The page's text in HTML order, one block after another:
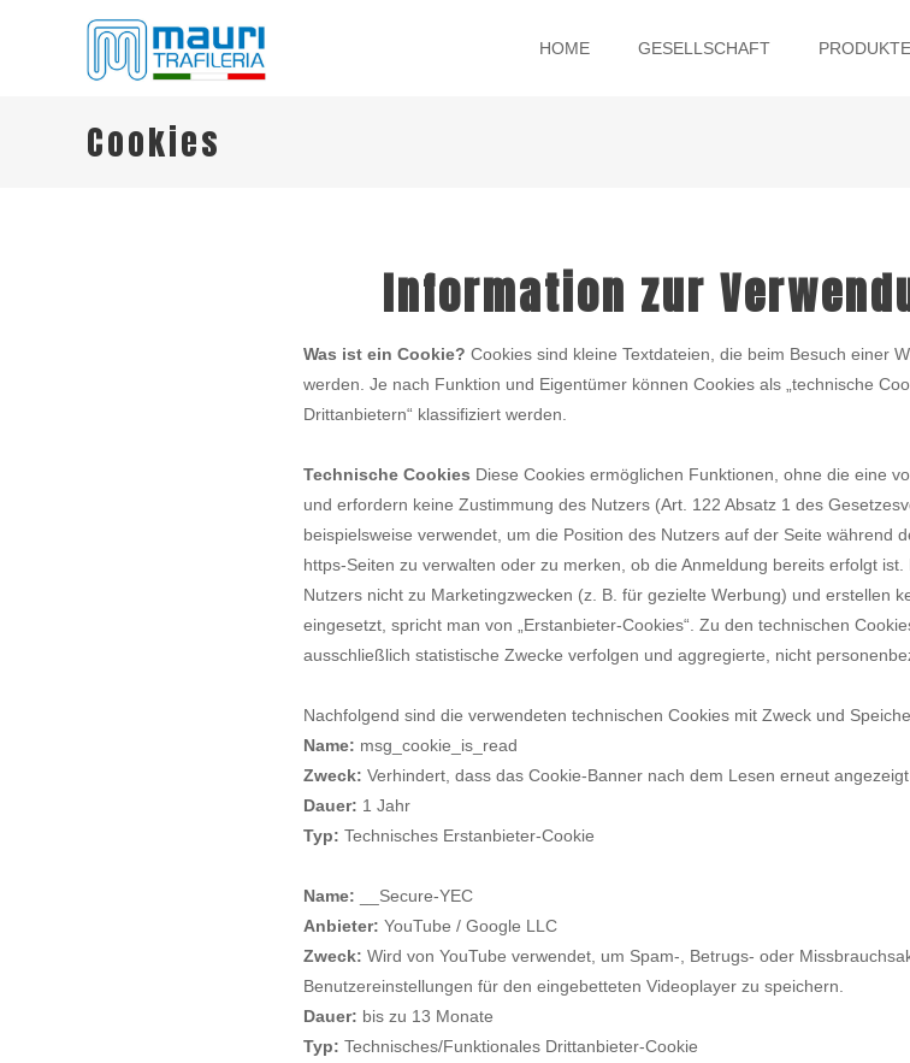
HOME GESELLSCHAFT PRODUKTE
Cookies
Information zur
Was ist ein Cookie? Cookies sind kleine Textdateien, die beim Besuch einer
werden. Je nach Funktion und Eigentümer können Cookies als „technische
Drittanbietern“ klassifiziert werden.
Technische Cookies Diese Cookies ermöglichen Funktionen, ohne die eine
und erfordern keine Zustimmung des Nutzers (Art. 122 Absatz 1 des
beispielsweise verwendet, um die Position des Nutzers auf der Seite während
https-Seiten zu verwalten oder zu merken, ob die Anmeldung bereits erfolgt
Nutzers nicht zu Marketingzwecken (z. B. für gezielte Werbung) und erstellen
eingesetzt, spricht man von „Erstanbieter-Cookies“. Zu den technischen
ausschließlich statistische Zwecke verfolgen und aggregierte, nicht
Nachfolgend sind die verwendeten technischen Cookies mit Zweck und
Name: msg_cookie_is_read
Zweck: Verhindert, dass das Cookie-Banner nach dem Lesen erneut
Dauer: 1 Jahr
Typ: Technisches Erstanbieter-Cookie
Name: __Secure-YEC
Anbieter: YouTube / Google LLC
Zweck: Wird von YouTube verwendet, um Spam-, Betrugs- oder
Benutzereinstellungen für den eingebetteten Videoplayer zu speichern.
Dauer: bis zu 13 Monate
Typ: Technisches/Funktionales Drittanbieter-Cookie